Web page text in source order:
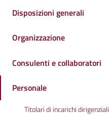
Disposizioni generali
Organizzazione
Consulenti e collaboratori
Personale
Titolari di incarichi